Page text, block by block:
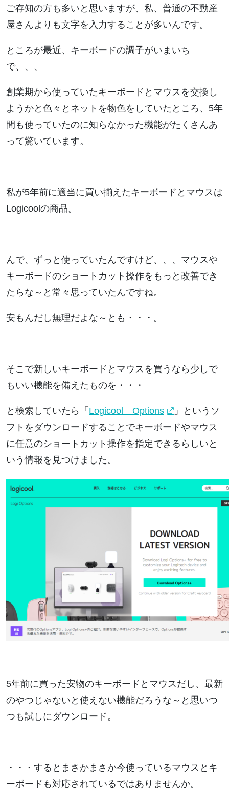
ご存知の方も多いと思いますが、私、普通の不動産
屋さんよりも文字を入力することが多いんです。
ところが最近、キーボードの調子がいまいち
で、、、
創業期から使っていたキーボードとマウスを交換し
ようかと色々とネットを物色をしていたところ、5年
間も使っていたのに知らなかった機能がたくさんあ
って驚いています。
私が5年前に適当に買い揃えたキーボードとマウスは
Logicoolの商品。
んで、ずっと使っていたんですけど、、、マウスや
キーボードのショートカット操作をもっと改善でき
たらな～と常々思っていたんですね。
安もんだし無理だよな～とも・・・。
そこで新しいキーボードとマウスを買うなら少しで
もいい機能を備えたものを・・・
と検索していたら「 Logicool Options
」というソ
フトをダウンロードすることでキーボードやマウス
に任意のショートカット操作を指定できるらしいと
いう情報を見つけました。
5年前に買った安物のキーボードとマウスだし、最新
のやつじゃないと使えない機能だろうな～と思いつ
つも試しにダウンロード。
・・・するとまさかまさか今使っているマウスとキ
ーボードも対応されているではありませんか。